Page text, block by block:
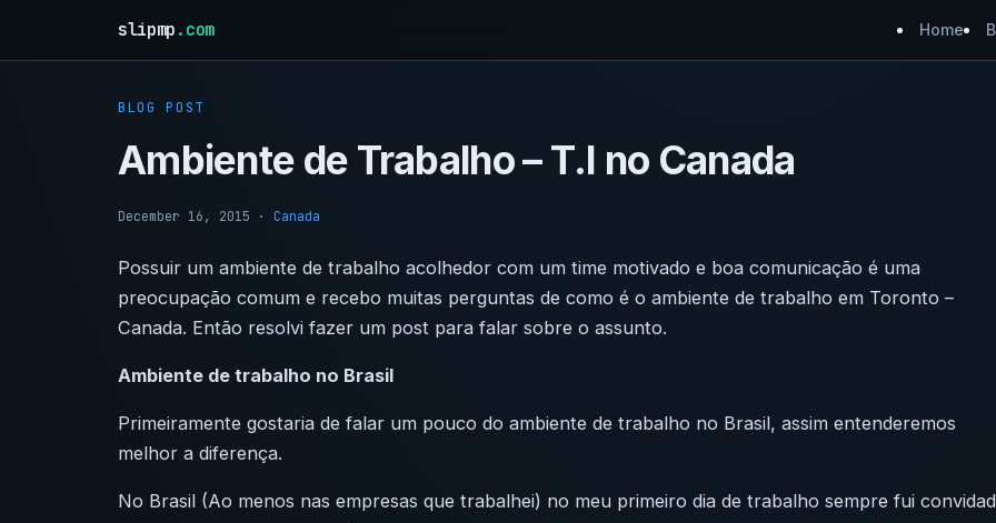
slipmp.com Home
BLOG POST
Ambiente de Trabalho – T.I no Canada
December 16, 2015 · Canada
Possuir um ambiente de trabalho acolhedor com um time motivado e boa comunicação é uma
preocupação comum e recebo muitas perguntas de como é o ambiente de trabalho em Toronto –
Canada. Então resolvi fazer um post para falar sobre o assunto.
Ambiente de trabalho no Brasil
Primeiramente gostaria de falar um pouco do ambiente de trabalho no Brasil, assim entenderemos
melhor a diferença.
No Brasil (Ao menos nas empresas que trabalhei) no meu primeiro dia de trabalho sempre fui